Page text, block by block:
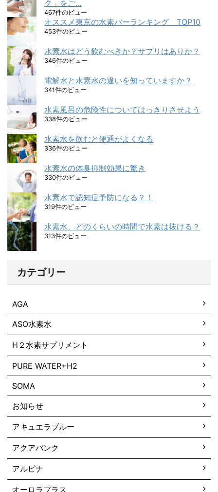
ク」をご...
467件のビュー
オススメ東京の水素バーランキング TOP10
453件のビュー
水素水はどう飲むべきか？サプリはありか？
346件のビュー
電解水と水素水の違いを知っていますか？
341件のビュー
水素風呂の危険性についてはっきりさせよう
338件のビュー
水素水を飲むと便通がよくなる
336件のビュー
水素水の体臭抑制効果に驚き
330件のビュー
水素水で認知症予防になる？！
319件のビュー
水素水、どのくらいの時間で水素は抜ける？
313件のビュー
カテゴリー
AGA
ASO水素水
H２水素サプリメント
PURE WATER+H2
SOMA
お知らせ
アキュエラブルー
アクアバンク
アルピナ
オーロラプラス